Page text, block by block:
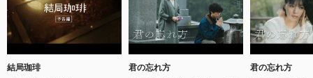
結局珈琲 君の忘れ方 君の忘れ方